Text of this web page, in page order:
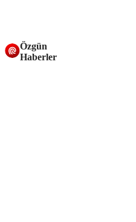
Özgün
Haberler